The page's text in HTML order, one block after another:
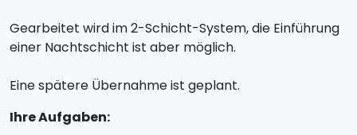
Gearbeitet wird im 2-Schicht-System, die Einführung
einer Nachtschicht ist aber möglich.
Eine spätere Übernahme ist geplant.
Ihre Aufgaben: